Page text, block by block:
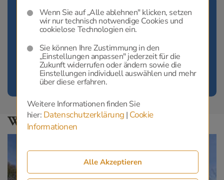
Sie wollen Ihre Vorsorge
berechnen?
Wir beraten Sie gerne und helfen Ihnen, Ihre ganz
persönliche Vorsorge zu finden.
Unverbindlich berechnen
Weitere interessante Themen
Wenn Sie auf „Alle ablehnen" klicken, setzen
wir nur technisch notwendige Cookies und
cookielose Technologien ein.
Sie können Ihre Zustimmung in den
„Einstellungen anpassen" jederzeit für die
Zukunft widerrufen oder ändern sowie die
Einstellungen individuell auswählen und mehr
über diese erfahren.
Weitere Informationen finden Sie
hier: Datenschutzerklärung | Cookie
Informationen
Alle Akzeptieren